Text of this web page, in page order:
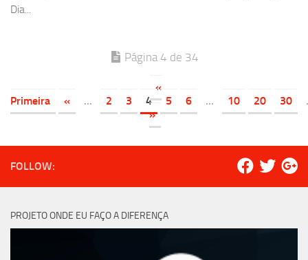
Dia...
Página 4 de 34
«
Primeira
« ... 2 3 4 5 6 ... 10 20 30
»
FOLLOW:
PROJETO ONDE EU FAÇO A DIFERENÇA